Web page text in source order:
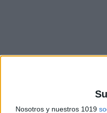
Nosotros y nuestros 1019